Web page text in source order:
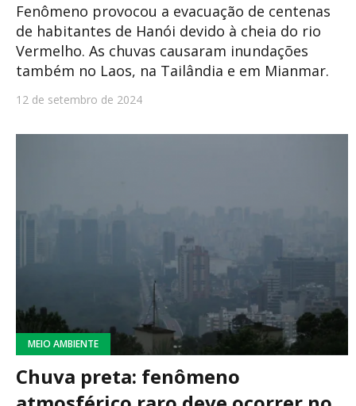
Fenômeno provocou a evacuação de centenas
de habitantes de Hanói devido à cheia do rio
Vermelho. As chuvas causaram inundações
também no Laos, na Tailândia e em Mianmar.
12 de setembro de 2024
MEIO AMBIENTE
Chuva preta: fenômeno